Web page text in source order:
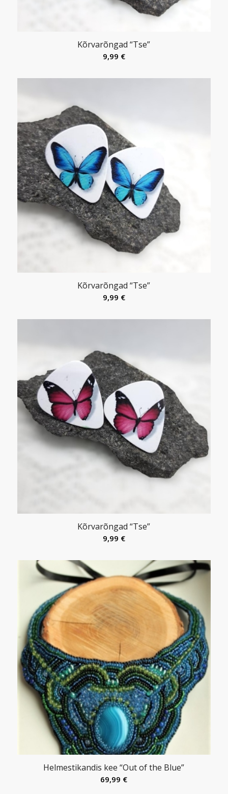
Kõrvarõngad “Tse”
9,99 €
Kõrvarõngad “Tse”
9,99 €
Kõrvarõngad “Tse”
9,99 €
Helmestikandis kee “Out of the Blue”
69,99 €